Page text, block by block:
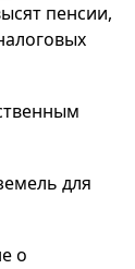
пенсии,
для
о